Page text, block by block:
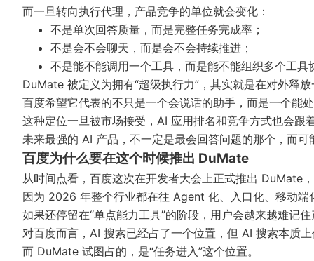
而一旦转向执行代理，产品竞争的单位就会变化：
不是单次回答质量，而是完整任务完成率；
不是会不会聊天，而是会不会持续推进；
不是能不能调用一个工具，而是能不能组织多个工具
DuMate 被定义为拥有“超级执行力”，其实就是在对外释
百度希望它代表的不只是一个会说话的助手，而是一个能
这种定位一旦被市场接受，AI 应用排名和竞争方式也会跟
未来最强的 AI 产品，不一定是最会回答问题的那个，而
百度为什么要在这个时候推出 DuMate
从时间点看，百度这次在开发者大会上正式推出 DuMate
因为 2026 年整个行业都在往 Agent 化、入口化、移动端
如果还停留在“单点能力工具”的阶段，用户会越来越难记
对百度而言，AI 搜索已经占了一个位置，但 AI 搜索本质上
而 DuMate 试图占的，是“任务进入”这个位置。